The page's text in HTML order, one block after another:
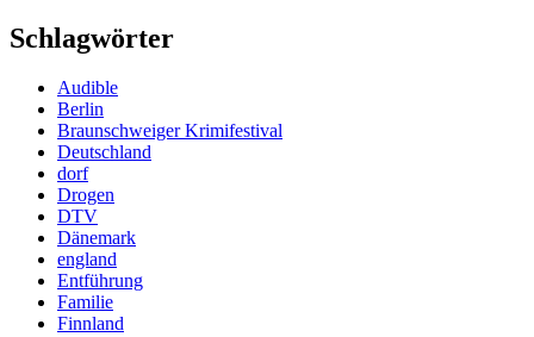
Schlagwörter
Audible
Berlin
Braunschweiger Krimifestival
Deutschland
dorf
Drogen
DTV
Dänemark
england
Entführung
Familie
Finnland